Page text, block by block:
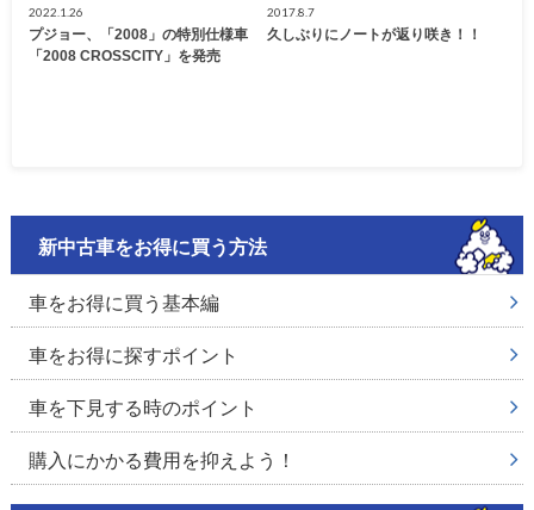
2022.1.26
プジョー、「2008」の特別仕様車
「2008 CROSSCITY」を発売
2017.8.7
久しぶりにノートが返り咲き！！
新中古車をお得に買う方法
車をお得に買う基本編
車をお得に探すポイント
車を下見する時のポイント
購入にかかる費用を抑えよう！